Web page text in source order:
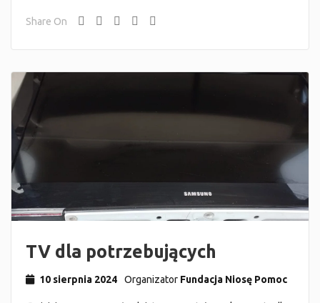
Share On
TV dla potrzebujących
10 sierpnia 2024 Organizator Fundacja Niosę Pomoc